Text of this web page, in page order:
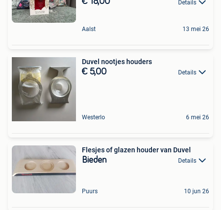
Details
Aalst 13 mei 26
Duvel nootjes houders
€ 5,00 Details
Westerlo 6 mei 26
Flesjes of glazen houder van Duvel
Bieden Details
Puurs 10 jun 26